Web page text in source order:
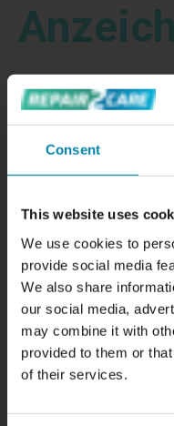
Consent
This website uses
We use cookies to
provide social media
We also share
our social media,
may combine it with
provided to them or
of their services.
dass Ihre
Ihre Vorder- und
Straße zu beleuchten,
spielen auch eine
im Straßenverkehr.
gelb und zerkratzt
häufigsten Anzeichen